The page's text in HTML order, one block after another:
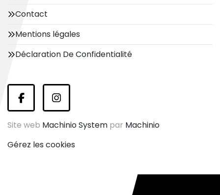
Contact
Mentions légales
Déclaration De Confidentialité
facebookinstagram
Site web Machinio System par Machinio
Gérez les cookies